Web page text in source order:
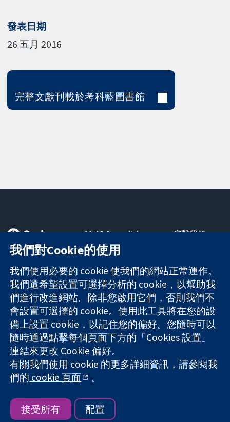
發表日期
26 五月 2016
完整文獻刊載於考科藍圖書館
可信任實證
知情決定
更完善的健康照
護
11-13 Cavendish
Square
London
W1G 0AN
United Kingdom
聯繫我們
關於我們
工作機會
Cochrane
Library
The Cochrane Collaboration is a charity (no. 1045921) and a
company limited by guarantee (no. 03044323) registered in
England & Wales. VAT registration number GB 718 2127 49.
版權所有 © 2026 The Cochrane Collaboration
網站條款與條件|免責聲明|隱私權
我們對Cookie的使用
我們使用必要的 cookie 使我們的網站正常運作。
我們還希望設置可選擇分析的 cookie，以幫助我
們進行改進網站。除非您啟用它們，否則我們不
會設置可選擇的 cookie。使用此工具將在您的設
備上設置 cookie，以記住您的偏好。您隨時可以
隨時通過點擊每個頁面下方的「Cookies 設置」
連結來更改 Cookie 偏好。
有關我們使用 cookie 的更多詳細資訊，請參閱我
們的 cookie 頁面 。
接受所有 配置